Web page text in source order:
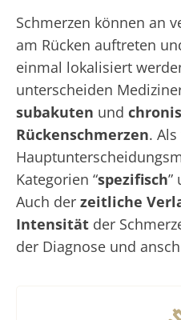
Schmerzen können an
am Rücken auftreten
einmal lokalisiert
unterscheiden
subakuten und
Rückenschmerzen.
Kategorien “spezifisch”
Auch der zeitliche
Intensität der
der Diagnose und